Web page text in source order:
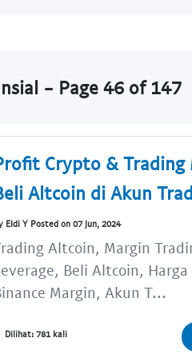
- Page 46 of 147
Crypto & Trading
Altcoin di Akun
Eldi Y Posted on 07 Jun, 2024
Altcoin, Margin
Beli Altcoin, Harga
Margin, Akun T...
Dilihat: 781 kali